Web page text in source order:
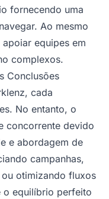
fornecendo uma
Ao mesmo
equipes em
complexos.
Conclusões
cada
No entanto, o
concorrente devido
e abordagem de
campanhas,
otimizando fluxos
o equilíbrio perfeito